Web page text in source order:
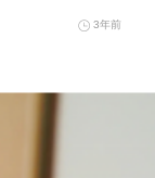
3年前